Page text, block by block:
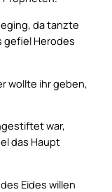
da tanzte
gefiel Herodes
wollte ihr geben,
war,
das Haupt
Eides willen